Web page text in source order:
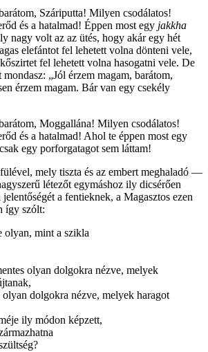
Száriputta! Milyen csodálatos!
és a hatalmad! Éppen most egy jakkha
nagy volt az az ütés, hogy akár egy hét
elefántot fel lehetett volna dönteni vele,
fel lehetett volna hasogatni vele. De
„Jól érzem magam, barátom,
érzem magam. Bár van egy csekély
Moggallána! Milyen csodálatos!
és a hatalmad! Ahol te éppen most egy
egy porforgatagot sem láttam!
mely tiszta és az embert meghaladó —
létezőt egymáshoz ily dicsérően
a fentieknek, a Magasztos ezen
így szólt:
olyan, mint a szikla
olyan dolgokra nézve, melyek
olyan dolgokra nézve, melyek haragot
ily módon képzett,